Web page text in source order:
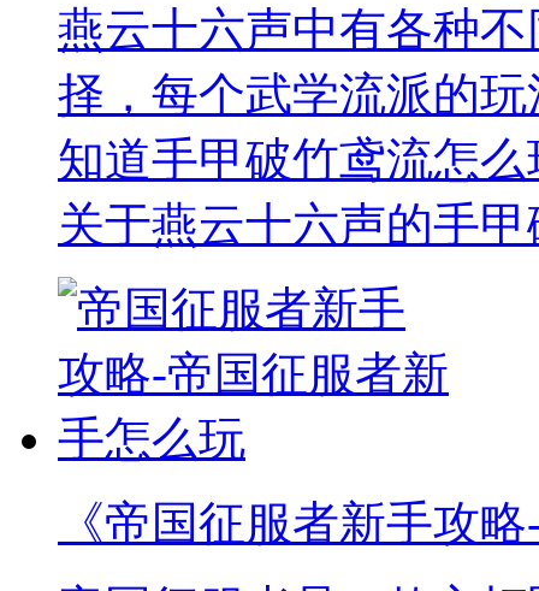
燕云十六声中有各种
择，每个武学流派的
知道手甲破竹鸢流怎
关于燕云十六声的手
《帝国征服者新手攻